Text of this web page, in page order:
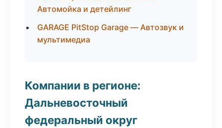
Автомойка и детейлинг
GARAGE PitStop Garage — Автозвук и
мультимедиа
Компании в регионе:
Дальневосточный
федеральный округ